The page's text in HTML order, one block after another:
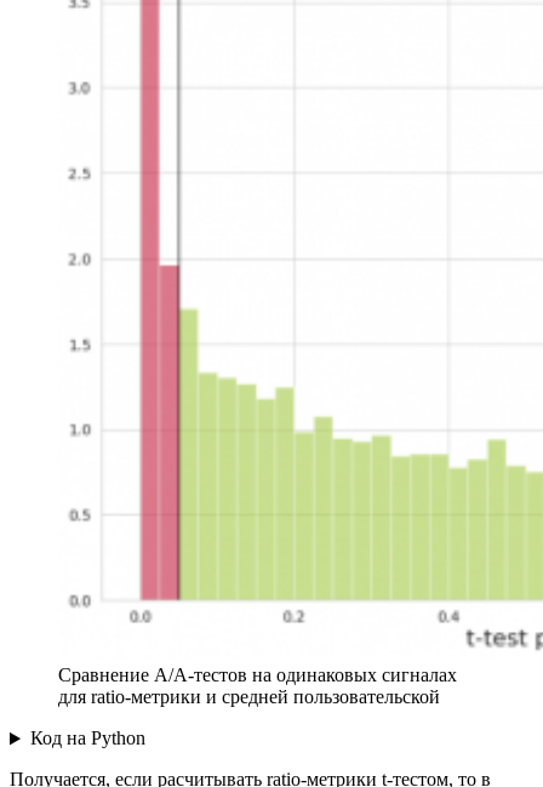
Сравнение А/А-тестов на одинаковых сигналах
для ratio-метрики и средней пользовательской
Код на Python
Получается, если расчитывать ratio-метрики t-тестом, то в